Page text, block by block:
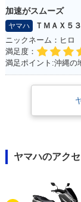
加速がスムーズ
ヤマハ
ＴＭＡＸ５
ニックネーム：ヒロ
満足度：
満足ポイント:沖縄の
ヤマハのアク